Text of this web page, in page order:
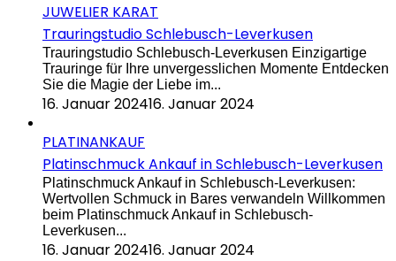
JUWELIER KARAT
Trauringstudio Schlebusch-Leverkusen
Trauringstudio Schlebusch-Leverkusen Einzigartige
Trauringe für Ihre unvergesslichen Momente Entdecken
Sie die Magie der Liebe im...
16. Januar 202416. Januar 2024
PLATINANKAUF
Platinschmuck Ankauf in Schlebusch-Leverkusen
Platinschmuck Ankauf in Schlebusch-Leverkusen:
Wertvollen Schmuck in Bares verwandeln Willkommen
beim Platinschmuck Ankauf in Schlebusch-
Leverkusen...
16. Januar 202416. Januar 2024